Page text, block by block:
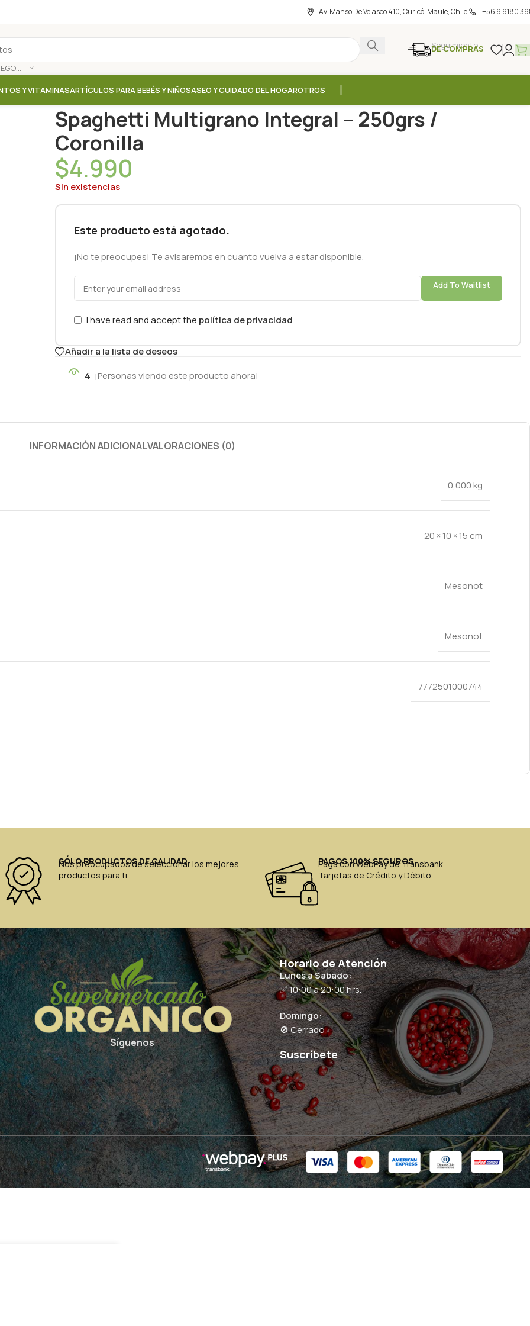
Av. Manso De Velasco 410, Curicó, Maule, Chile +56 9 9180
SELECCIONAR CATEGORÍA
Seguimiento
DE COMPRAS
Y VITAMINASARTÍCULOS PARA BEBÉS Y NIÑOSASEO Y CUIDADO DEL HOGAROTROS
Spaghetti Multigrano Integral – 250grs /
Coronilla
$4.990
Sin existencias
Este producto está agotado.
¡No te preocupes! Te avisaremos en cuanto vuelva a estar disponible.
Add To Waitlist
I have read and accept the política de privacidad
Añadir a la lista de deseos
4 ¡Personas viendo este producto ahora!
INFORMACIÓN ADICIONALVALORACIONES (0)
0,000 kg
20 × 10 × 15 cm
Mesonot
Mesonot
7772501000744
SÓLO PRODUCTOS DE CALIDAD
Nos preocupados de seleccionar los mejores
productos para ti.
PAGOS 100% SEGUROS
Paga con WebPay de Transbank
Tarjetas de Crédito y Débito
Síguenos
Horario de Atención
Lunes a Sabado:
✅ 10:00 a 20:00 hrs.
Domingo:
🚫 Cerrado
Suscríbete